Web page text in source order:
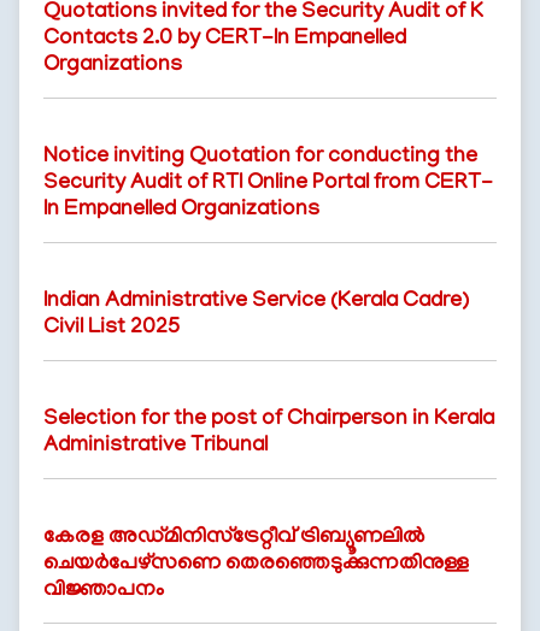
FOOTER
ബാധ്യതാനിരാകരണം
വ്യവസ്ഥകളും
നിബന്ധനകളും
ഞങ്ങളേക്കുറിച്ച്
Quotations invited for the Security Audit of K
Contacts 2.0 by CERT-In Empanelled
Organizations
Notice inviting Quotation for conducting the
Security Audit of RTI Online Portal from CERT-
In Empanelled Organizations
Indian Administrative Service (Kerala Cadre)
Civil List 2025
Selection for the post of Chairperson in Kerala
Administrative Tribunal
കേരള അഡ്മിനിസ്ട്രേറ്റീവ് ട്രിബ്യൂണലിൽ
ചെയർപേഴ്സണെ തെരഞ്ഞെടുക്കുന്നതിനുള്ള
വിജ്ഞാപനം